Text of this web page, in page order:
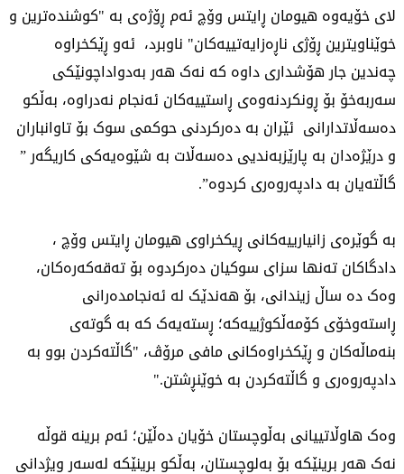
لای خۆیەوە هیومان ڕایتس وۆچ ئەم ڕۆژەی بە "کوشندەترین و
خوێناویترین ڕۆژی ناڕەزایەتییەکان" ناوبرد، ئەو ڕێکخراوە
چەندین جار هۆشداری داوە کە نەک هەر بەدواداچونێکی
سەربەخۆ بۆ ڕونکردنەوەی ڕاستییەکان ئەنجام نەدراوە، بەڵکو
دەسەڵاتدارانی ئێران بە دەرکردنی حوکمی سوک بۆ تاوانباران
و درێژەدان بە پارێزبەندیی دەسەڵات بە شێوەیەکی کاریگەر ”
گاڵتەیان بە دادپەروەری کردوە”.
بە گوێرەی زانیارییەکانی ڕیکخراوی هیومان ڕایتس وۆچ ،
دادگاکان تەنها سزای سوکیان دەرکردوە بۆ تەقەکەرەکان،
وەک دە ساڵ زیندانی، بۆ هەندێک لە ئەنجامدەرانی
ڕاستەوخۆی کۆمەڵکوژییەکە؛ ڕستەیەک کە بە گوتەی
بنەماڵەکان و ڕێکخراوەکانی مافی مرۆڤ، "گاڵتەکردن بوو بە
دادپەروەری و گاڵتەکردن بە خوێنڕشتن."
وەک هاوڵاتییانی بەڵوچستان خۆیان دەڵێن؛ ئەم برینە قوڵە
نەک هەر برینێکە بۆ بەلوچستان، بەڵکو برینێکە لەسەر ویژدانی